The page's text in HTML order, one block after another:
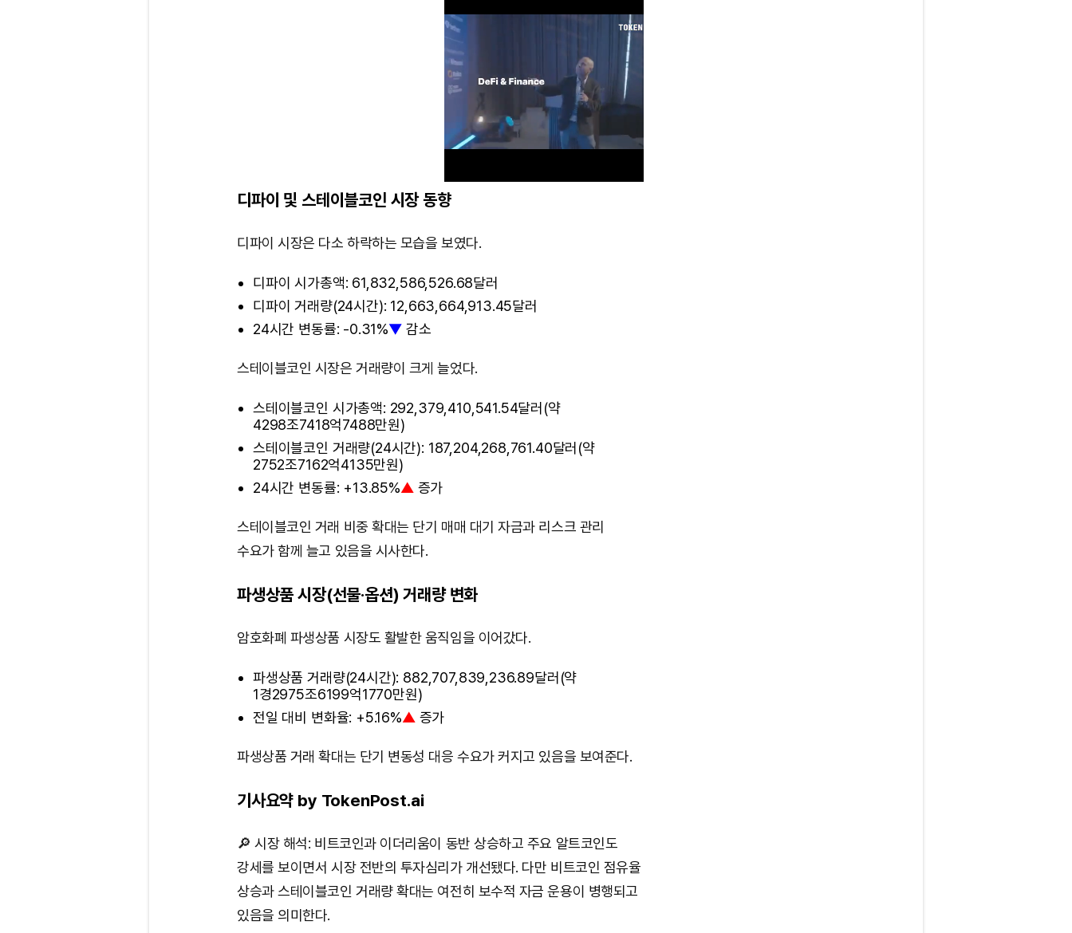
디파이 및 스테이블코인 시장 동향
디파이 시장은 다소 하락하는 모습을 보였다.
디파이 시가총액: 61,832,586,526.68달러
디파이 거래량(24시간): 12,663,664,913.45달러
24시간 변동률: -0.31%▼감소
스테이블코인 시장은 거래량이 크게 늘었다.
스테이블코인 시가총액: 292,379,410,541.54달러(약
4298조7418억7488만원)
스테이블코인 거래량(24시간): 187,204,268,761.40달러(약
2752조7162억4135만원)
24시간 변동률: +13.85%▲ 증가
스테이블코인 거래 비중 확대는 단기 매매 대기 자금과 리스크 관리
수요가 함께 늘고 있음을 시사한다.
파생상품 시장(선물·옵션) 거래량 변화
암호화폐 파생상품 시장도 활발한 움직임을 이어갔다.
파생상품 거래량(24시간): 882,707,839,236.89달러(약
1경2975조6199억1770만원)
전일 대비 변화율: +5.16%▲ 증가
파생상품 거래 확대는 단기 변동성 대응 수요가 커지고 있음을 보여준다.
기사요약 by TokenPost.ai
🔎 시장 해석: 비트코인과 이더리움이 동반 상승하고 주요 알트코인도
강세를 보이면서 시장 전반의 투자심리가 개선됐다. 다만 비트코인 점유율
상승과 스테이블코인 거래량 확대는 여전히 보수적 자금 운용이 병행되고
있음을 의미한다.